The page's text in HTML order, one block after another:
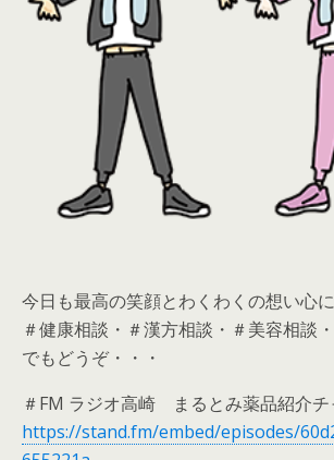
今日も最高の笑顔とわくわくの想い心に
＃健康相談・＃漢方相談・＃美容相談
でもどうぞ・・・
＃FM ラジオ高崎 まるとみ薬品紹介チ
https://stand.fm/embed/episodes/